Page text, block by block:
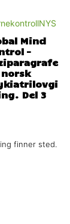
Mind
–
Del 3
finner sted.